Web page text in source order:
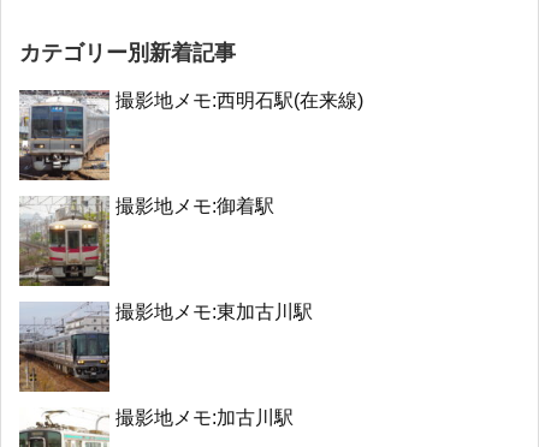
カテゴリー別新着記事
撮影地メモ:西明石駅(在来線)
撮影地メモ:御着駅
撮影地メモ:東加古川駅
撮影地メモ:加古川駅